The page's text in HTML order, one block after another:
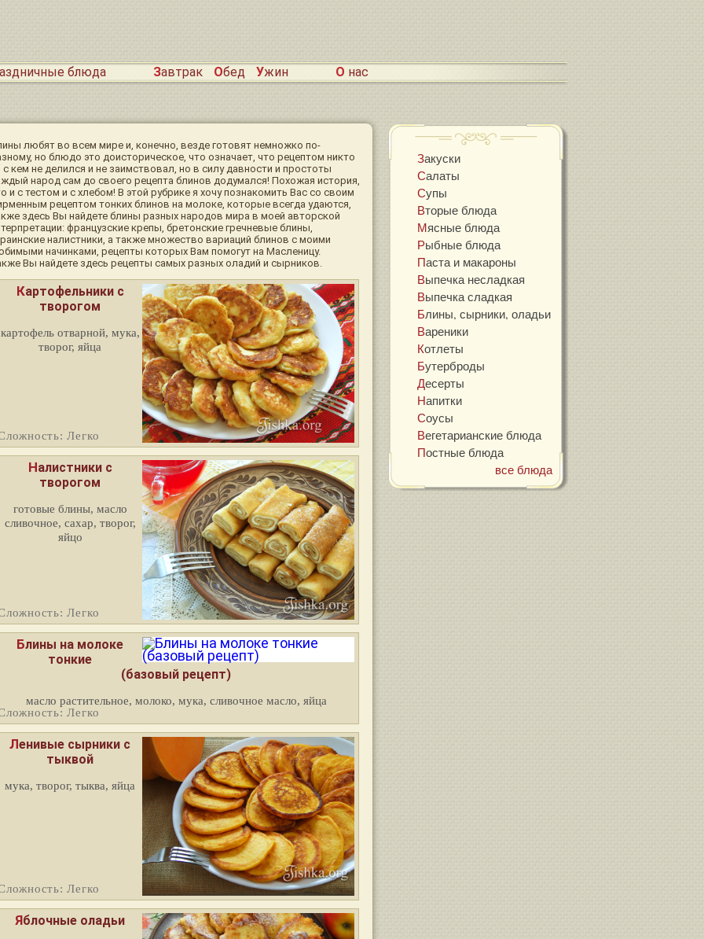
Завтрак Обед Ужин О нас
блюда
любят во всем мире и, конечно, везде готовят немножко по-
но блюдо это доисторическое, что означает, что рецептом никто
с кем не делился и не заимствовал, но в силу давности и простоты
народ сам до своего рецепта блинов додумался! Похожая история,
и с тестом и с хлебом! В этой рубрике я хочу познакомить Вас со своим
рецептом тонких блинов на молоке, которые всегда удаются,
здесь Вы найдете блины разных народов мира в моей авторской
французские крепы, бретонские гречневые блины,
налистники, а также множество вариаций блинов с моими
начинками, рецепты которых Вам помогут на Масленицу.
Вы найдете здесь рецепты самых разных оладий и сырников.
Картофельники с
творогом
картофель отварной, мука,
творог, яйца
Легко
Налистники с
творогом
готовые блины, масло
сливочное, сахар, творог,
яйцо
Легко
Блины на молоке
тонкие
(базовый рецепт)
масло растительное, молоко, мука, сливочное масло, яйца
Легко
Ленивые сырники с
тыквой
мука, творог, тыква, яйца
Легко
Яблочные оладьи
Закуски
Салаты
Супы
Вторые блюда
Мясные блюда
Рыбные блюда
Паста и макароны
Выпечка несладкая
Выпечка сладкая
Блины, сырники, оладьи
Вареники
Котлеты
Бутерброды
Десерты
Напитки
Соусы
Вегетарианские блюда
Постные блюда
все блюда